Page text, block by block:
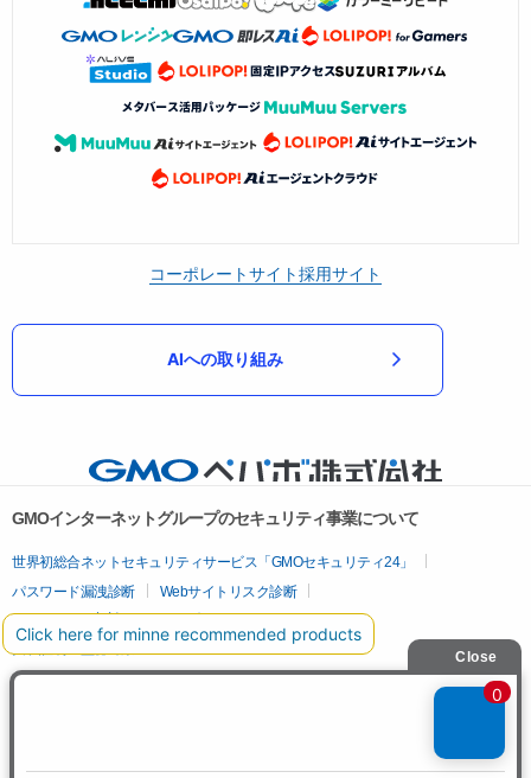
コーポレートサイト採用サイト
AIへの取り組み
GMOインターネットグループのセキュリティ事業について
世界初総合ネットセキュリティサービス「GMOセキュリティ24」
パスワード漏洩診断
Webサイトリスク診断
セキュリティ相談AIチャットボット
実在証明・盗聴対策
サイバー攻撃対策（GMOサイバーセキュリティ byイエラエ）